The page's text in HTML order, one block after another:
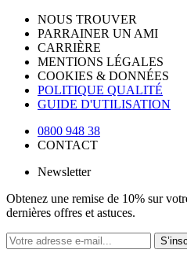
NOUS TROUVER
PARRAINER UN AMI
CARRIÈRE
MENTIONS LÉGALES
COOKIES & DONNÉES
POLITIQUE QUALITÉ
GUIDE D'UTILISATION
0800 948 38
CONTACT
Newsletter
Obtenez une remise de 10% sur
dernières offres et astuces.